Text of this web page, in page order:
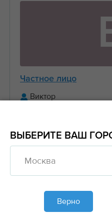
Частное лицо
Виктор
Обновлено больше недели
Моя спецтехника
Манипуляторы,
ВЫБЕРИТЕ ВАШ
Москва
Верно